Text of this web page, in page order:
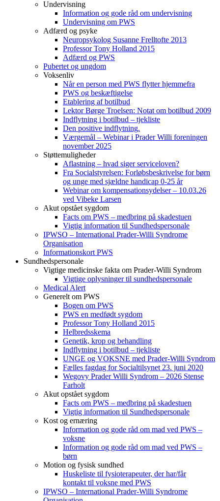
Undervisning
Information og gode råd om undervisning
Undervisning om PWS
Adfærd og psyke
Neuropsykolog Susanne Frelltofte 2013
Professor Tony Holland 2015
Adfærd og PWS
Pubertet og ungdom
Voksenliv
Når en person med PWS flytter hjemmefra
PWS og beskæftigelse
Etablering af botilbud
Lektor Børge Troelsen: Notat om botilbud 2009
Indflytning i botilbud – tjekliste
Den positive indflytning.
Værgemål – Webinar i Prader Willi foreningen
november 2025
Støttemuligheder
Aflastning – hvad siger serviceloven?
Fra Socialstyrelsen: Forløbsbeskrivelse for børn
og unge med sjældne handicap 0-25 år
Webinar om kompensationsydelser – 10.03.26
ved Vibeke Larsen
Akut opstået sygdom
Facts om PWS – medbring på skadestuen
Vigtig information til Sundhedspersonale
IPWSO – International Prader-Willi Syndrome
Organisation
Informationskort PWS
Sundhedspersonale
Vigtige medicinske fakta om Prader-Willi Syndrom
Vigtige oplysninger til sundhedspersonale
Medical Alert
Generelt om PWS
Bogen om PWS
PWS en medfødt sygdom
Professor Tony Holland 2015
Helbredsskema
Genetik, krop og behandling
Indflytning i botilbud – tjekliste
UNGE og VOKSNE med Prader-Willi Syndrom
Fælles fagdag for Socialtilsynet 23. juni 2020
Wegovy Prader Willi Syndrom – 2026 Stense
Farholt
Akut opstået sygdom
Facts om PWS – medbring på skadestuen
Vigtig information til Sundhedspersonale
Kost og ernæring
Information og gode råd om mad ved PWS –
voksne
Information og gode råd om mad ved PWS –
børn
Motion og fysisk sundhed
Huskeliste til fysioterapeuter, der har/får
kontakt til voksne med PWS
IPWSO – International Prader-Willi Syndrome